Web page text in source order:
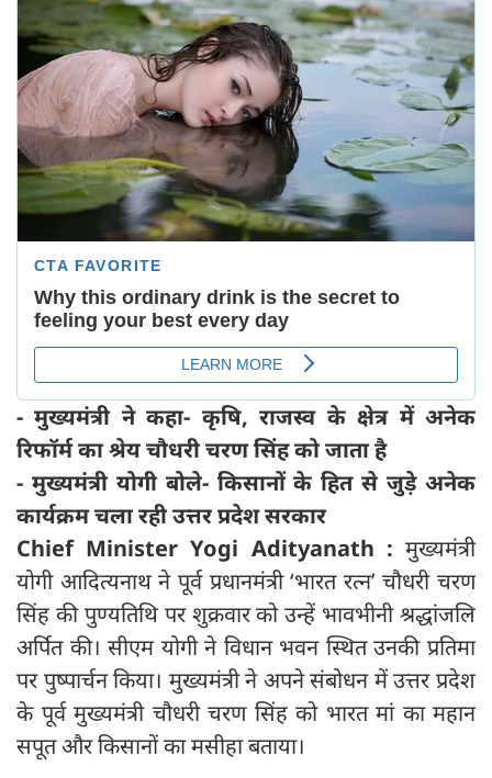
- मुख्यमंत्री ने कहा- कृषि, राजस्व के क्षेत्र में अनेक
रिफॉर्म का श्रेय चौधरी चरण सिंह को जाता है
- मुख्यमंत्री योगी बोले- किसानों के हित से जुड़े अनेक
कार्यक्रम चला रही उत्तर प्रदेश सरकार
Chief Minister Yogi Adityanath : मुख्यमंत्री
योगी आदित्यनाथ ने पूर्व प्रधानमंत्री ‘भारत रत्न’ चौधरी चरण
सिंह की पुण्यतिथि पर शुक्रवार को उन्हें भावभीनी श्रद्धांजलि
अर्पित की। सीएम योगी ने विधान भवन स्थित उनकी प्रतिमा
पर पुष्पार्चन किया। मुख्यमंत्री ने अपने संबोधन में उत्तर प्रदेश
के पूर्व मुख्यमंत्री चौधरी चरण सिंह को भारत मां का महान
सपूत और किसानों का मसीहा बताया।